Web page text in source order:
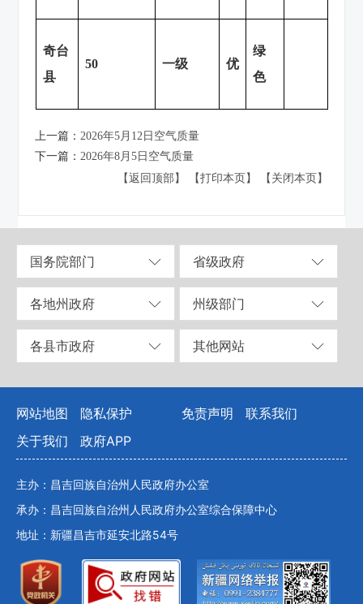
奇台
县
50 一级 优
绿
色
上一篇： 2026年5月12日空气质量
下一篇： 2026年8月5日空气质量
【返回顶部】
【打印本页】 【关闭本页】
国务院部门 省级政府
各地州政府 州级部门
各县市政府 其他网站
网站地图 隐私保护 免责声明
联系我们
关于我们
政府APP
主办：昌吉回族自治州人民政府办公室
承办：昌吉回族自治州人民政府办公室综合保障中心
地址：新疆昌吉市延安北路54号